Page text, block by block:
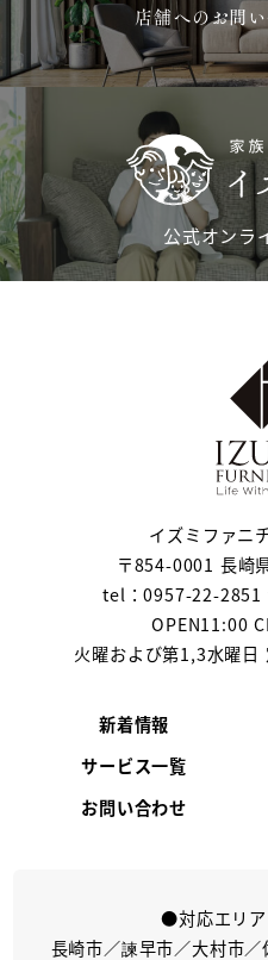
店舗へのお問
公式オンラ
イズミファニ
〒854-0001 長崎
tel：0957-22-
OPEN11:00
火曜および第1,3水曜日
新着情報
サービス一覧
お問い合わせ
●対応エリ
長崎市／諫早市／大村市